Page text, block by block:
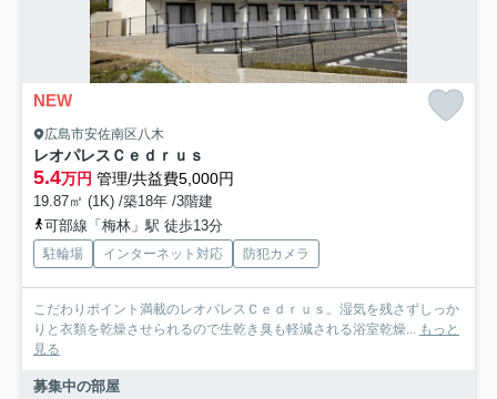
NEW
広島市安佐南区八木
レオパレスＣｅｄｒｕｓ
5.4万円 管理/共益費5,000円
19.87㎡ (1K) /築18年 /3階建
可部線「梅林」駅 徒歩13分
駐輪場 インターネット対応 防犯カメラ
こだわりポイント満載のレオパレスＣｅｄｒｕｓ。湿気を残さずしっか
りと衣類を乾燥させられるので生乾き臭も軽減される浴室乾燥... もっと
見る
募集中の部屋